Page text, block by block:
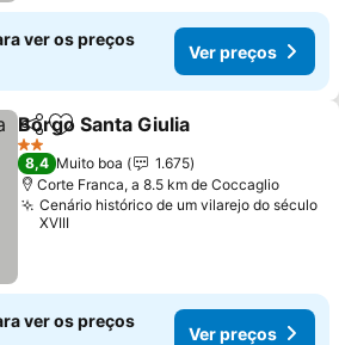
ver os preços
Ver preços
PartilharAdicionar aos favoritos
Borgo Santa Giulia
2 Estrelas
8,4 Muito boa
1.675
Corte Franca, a 8.5 km de Coccaglio
Cenário histórico de um vilarejo do século
XVIII
ver os preços
Ver preços